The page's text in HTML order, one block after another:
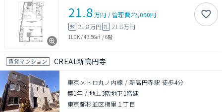
21.8万円 /管理費22,000円
敷 21.8万円 礼 21.8万円
1LDK/43.56㎡ /6階
賃貸マンション CREAL新高円寺
東京メトロ丸ノ内線 / 新高円寺駅 徒歩4分
築1年 / 地上3階地下1階建
東京都杉並区梅里１丁目